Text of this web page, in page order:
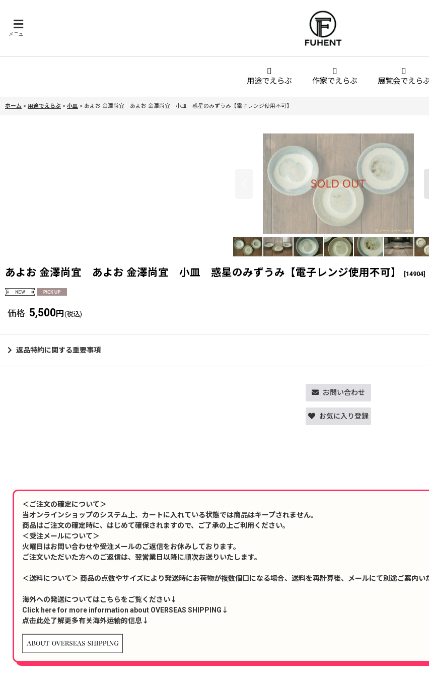
メニュー
用途でえらぶ 作家でえらぶ 展覧会でえら
ホーム > 用途でえらぶ > 小皿 > あよお 金澤尚宜 あよお 金澤尚宜 小皿 惑星のみずうみ【電子レンジ使用不可】
あよお 金澤尚宜 あよお 金澤尚宜 小皿 惑星のみずうみ【電子レンジ使用不可】 [14904]
価格: 5,500 円 (税込)
返品特約に関する重要事項
お問い合わせ
お気に入り登録
＜ご注文の確定について＞
当オンラインショップのシステム上、カートに入れている状態では商品はキープされません。
商品はご注文の確定時に、はじめて確保されますので、ご了承の上ご利用ください。
＜受注メールについて＞
火曜日はお問い合わせや受注メールのご返信をお休みしております。
ご注文いただいた方へのご返信は、翌営業日以降に順次お送りいたします。
＜送料について＞ 商品の点数やサイズにより発送時にお荷物が複数個口になる場合、送料を再計算後、メールにて別途ご案内い
海外への発送についてはこちらをご覧ください↓
Click here for more information about OVERSEAS SHIPPING↓
点击此处了解更多有关海外运输的信息↓